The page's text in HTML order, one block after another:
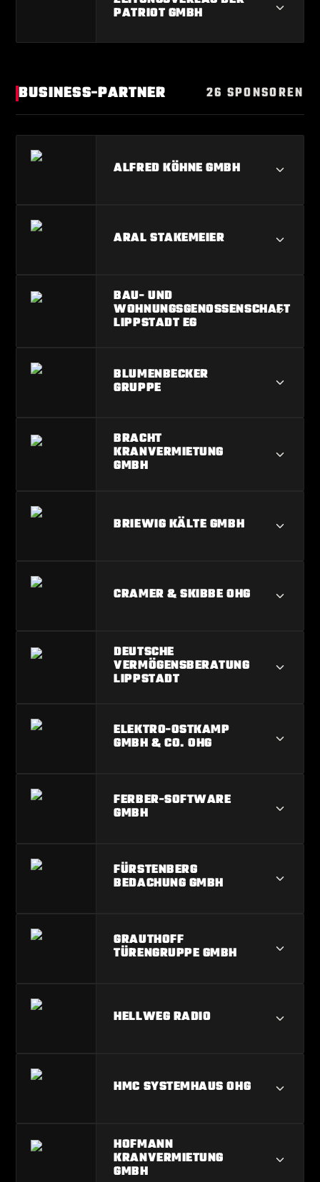
PATRIOT GMBH
GMBH
BUSINESS-PARTNER 26 SPONSOREN
ALFRED KÖHNE GMBH
ALFRED KÖHNE GMBH
ARAL STAKEMEIER
ARAL STAKEMEIER
BAU- UND
WOHNUNGSGENOSSENSCHAFT
LIPPSTADT EG
BAU- UND
WOHNUNGSGENOSSENSCHAFT
BLUMENBECKER
GRUPPE
BLUMENBECKER GRUPPE
BRACHT
KRANVERMIETUNG
GMBH
BRACHT KRANVERMIETUNG GMBH
BRIEWIG KÄLTE GMBH
BRIEWIG KÄLTE GMBH
CRAMER & SKIBBE OHG
CRAMER & SKIBBE OHG
DEUTSCHE
VERMÖGENSBERATUNG
LIPPSTADT
DEUTSCHE VERMÖGENSBERATUNG
ELEKTRO-OSTKAMP
GMBH & CO. OHG
ELEKTRO-OSTKAMP GMBH & CO.
FERBER-SOFTWARE
GMBH
FERBER-SOFTWARE GMBH
FÜRSTENBERG
BEDACHUNG GMBH
FÜRSTENBERG BEDACHUNG GMBH
GRAUTHOFF
TÜRENGRUPPE GMBH
GRAUTHOFF TÜRENGRUPPE GMBH
HELLWEG RADIO
HELLWEG RADIOHMC SYSTEMHAUS OHG
HMC SYSTEMHAUS OHG
HOFMANN
KRANVERMIETUNG
GMBH